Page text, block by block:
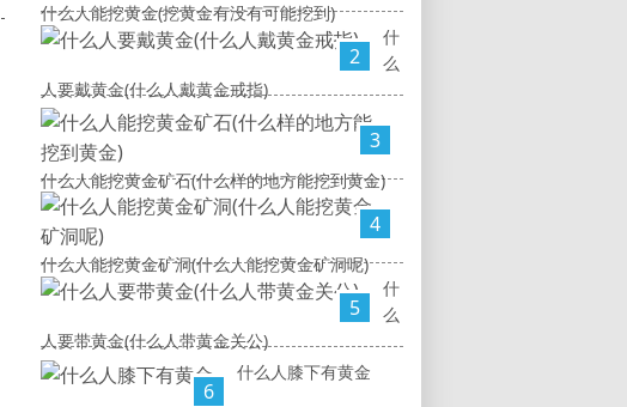
什么人能挖黄金(挖黄金有没有可能挖到)
2
什
么
人要戴黄金(什么人戴黄金戒指)
3
什么人能挖黄金矿石(什么样的地方能挖到黄金)
4
什么人能挖黄金矿洞(什么人能挖黄金矿洞呢)
5
什
么
人要带黄金(什么人带黄金关公)
6
什么人膝下有黄金